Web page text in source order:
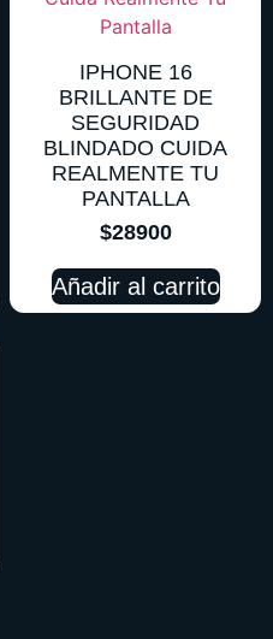
IPHONE 16
BRILLANTE DE
SEGURIDAD
BLINDADO CUIDA
REALMENTE TU
PANTALLA
$28900
Añadir al carrito